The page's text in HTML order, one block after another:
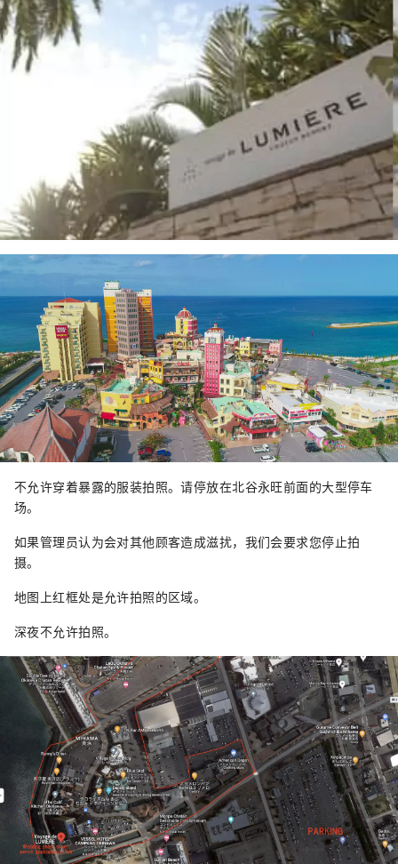
不允许穿着暴露的服装拍照。请停放在北谷永旺前面的大型停车
场。
如果管理员认为会对其他顾客造成滋扰，我们会要求您停止拍
摄。
地图上红框处是允许拍照的区域。
深夜不允许拍照。